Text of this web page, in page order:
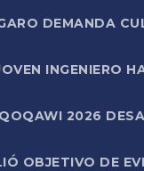
DEMANDA
INGENIERO
2026
OBJETIVO DE